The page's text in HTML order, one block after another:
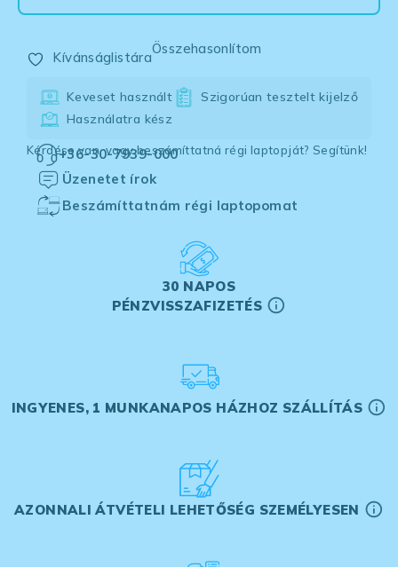
Kívánságlistára
Összehasonlítom
Keveset használt
Szigorúan tesztelt kijelző
Használatra kész
Kérdése van, vagy beszámíttatná régi laptopját? Segítünk!
+36-30-7939-000
Üzenetet írok
Beszámíttatnám régi laptopomat
30 NAPOS
PÉNZVISSZAFIZETÉS
INGYENES, 1 MUNKANAPOS HÁZHOZ SZÁLLÍTÁS
AZONNALI ÁTVÉTELI LEHETŐSÉG SZEMÉLYESEN